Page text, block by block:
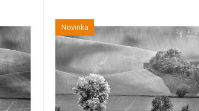
Novinka